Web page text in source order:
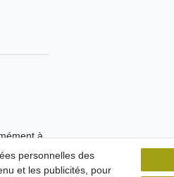
à
personnelles des
et les publicités, pour